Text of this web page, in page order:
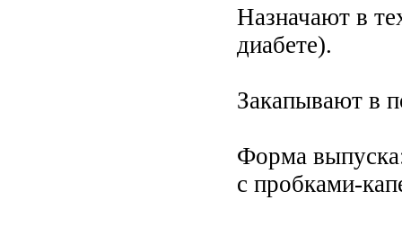
Назначают в
диабете).
Закапывают в
Форма
с пробками-